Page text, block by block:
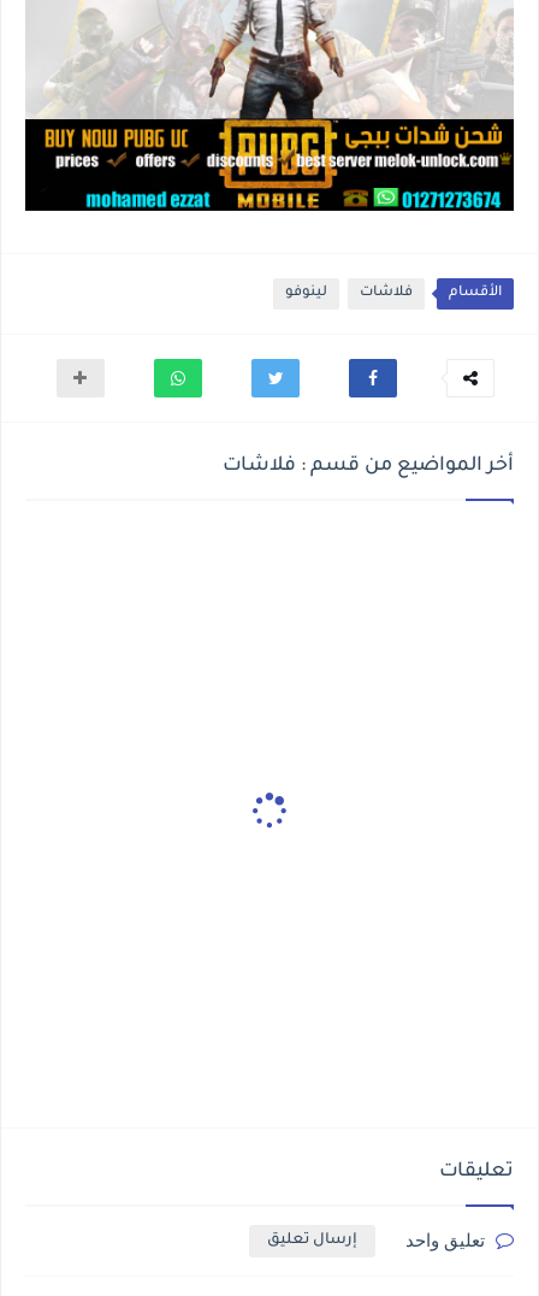
الأقسام فلاشات لينوفو
أخر المواضيع من قسم : فلاشات
تعليقات
تعليق واحد إرسال تعليق